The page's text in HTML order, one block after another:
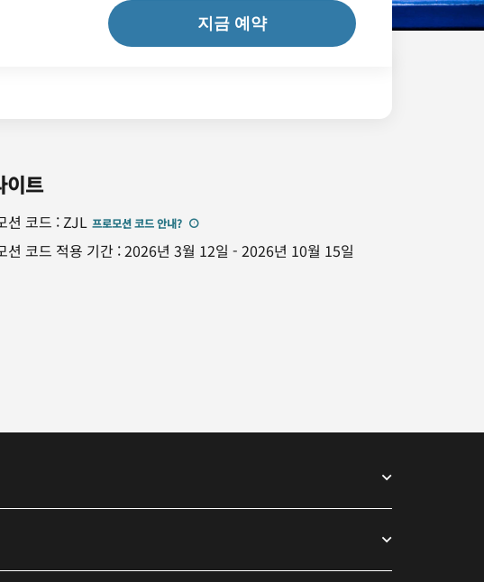
지금 예약
이트
션 코드 :ZJL 프로모션 코드 안내?
션 코드 적용 기간 :2026년 3월 12일 - 2026년 10월 15일